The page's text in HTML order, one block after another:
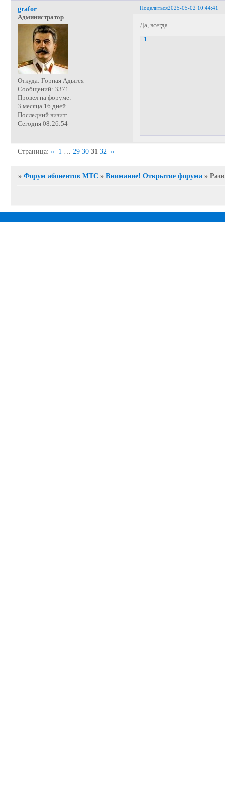
Поделиться2025-05-02 10:44:41
grafor
Администратор
Откуда: Горная Адыгея
Сообщений: 3371
Провел на форуме:
3 месяца 16 дней
Последний визит:
Сегодня 08:26:54
Да, всегда
+1
Страница:« 1 29 30 31 32 »
»Форум абонентов МТС »Внимание! Открытие форума »